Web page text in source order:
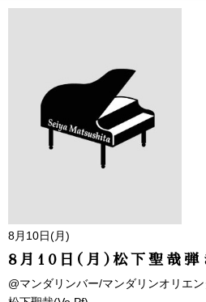
8月10日(月)
8月10日(月)松下聖哉弾
@マンダリンバー/マンダリンオリエ